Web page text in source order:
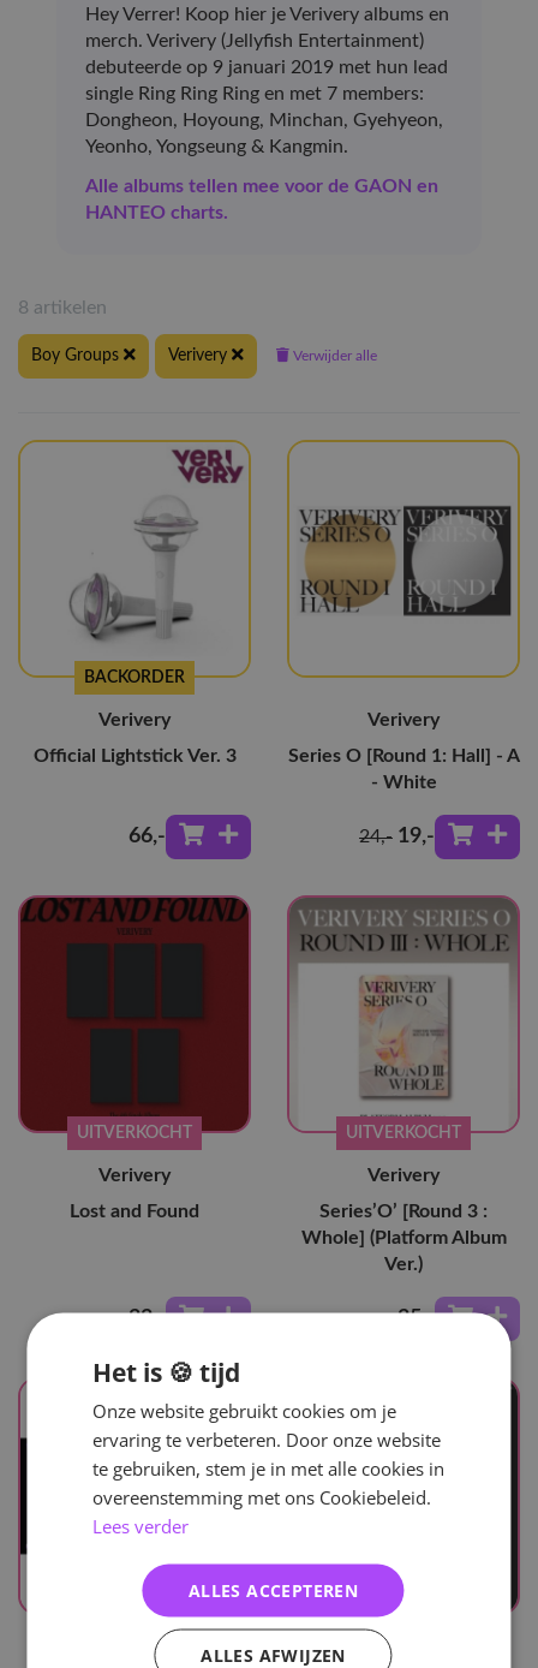
Hey Verrer! Koop hier je Verivery albums en
merch. Verivery (Jellyfish Entertainment)
debuteerde op 9 januari 2019 met hun lead
single Ring Ring Ring en met 7 members:
Dongheon, Hoyoung, Minchan, Gyehyeon,
Yeonho, Yongseung & Kangmin.
Alle albums tellen mee voor de GAON en
HANTEO charts.
8 artikelen
Boy Groups Verivery Verwijder alle
BACKORDER
Verivery
Official Lightstick Ver. 3
66,-
Verivery
Series O [Round 1: Hall] - A
- White
24,- 19,-
UITVERKOCHT
Verivery
Lost and Found
22,-
UITVERKOCHT
Verivery
Series’O’ [Round 3 :
Whole] (Platform Album
Ver.)
25,-
UITVERKOCHT
Verivery
UITVERKOCHT
Verivery
Het is 🍪 tijd
Onze website gebruikt cookies om je
ervaring te verbeteren. Door onze website
te gebruiken, stem je in met alle cookies in
overeenstemming met ons Cookiebeleid.
Lees verder
ALLES ACCEPTEREN
ALLES AFWIJZEN